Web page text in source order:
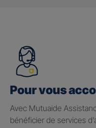
Pour vous
Avec Mutuaide
bénéficier de services